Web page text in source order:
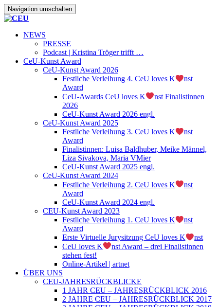
Navigation umschalten
NEWS
PRESSE
Podcast | Kristina Tröger trifft …
CeU-Kunst Award
CeU-Kunst Award 2026
Festliche Verleihung 4. CeU loves K
nst
Award
CeU-Awards CeU loves K
nst Finalistinnen
2026
CeU-Kunst Award 2026 engl.
CeU-Kunst Award 2025
Festliche Verleihung 3. CeU loves K
nst
Award
Finalistinnen: Luisa Baldhuber, Meike Männel,
Liza Sivakova, Maria VMier
CeU-Kunst Award 2025 engl.
CeU-Kunst Award 2024
Festliche Verleihung 2. CeU loves K
nst
Award
CeU-Kunst Award 2024 engl.
CEU-Kunst Award 2023
Festliche Verleihung 1. CeU loves K
nst
Award
Erste Virtuelle Jurysitzung CeU loves K
nst
CeU loves K
nst Award – drei Finalistinnen
stehen fest!
Online-Artikel | artnet
ÜBER UNS
CEU-JAHRESRÜCKBLICKE
1 JAHR CEU – JAHRESRÜCKBLICK 2016
2 JAHRE CEU – JAHRESRÜCKBLICK 2017